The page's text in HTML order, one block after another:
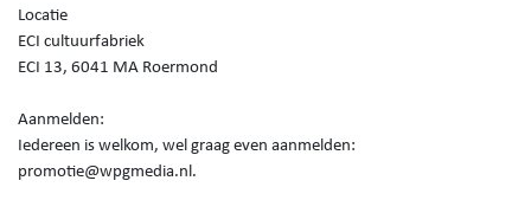
Locatie
ECI cultuurfabriek
ECI 13, 6041 MA Roermond
Aanmelden:
Iedereen is welkom, wel graag even aanmelden:
promotie@wpgmedia.nl.